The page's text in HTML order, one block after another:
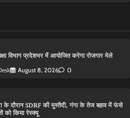
विभाग प्रदेशभर में आयोजित करेगा रोजगार मेले
August 8, 2026 0
के दौरान SDRF की मुस्तैदी, गंगा के तेज बहाव में फंसे
को किया रेस्क्यू